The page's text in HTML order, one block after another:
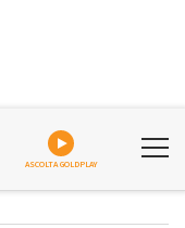
ASCOLTA GOLDPLAY